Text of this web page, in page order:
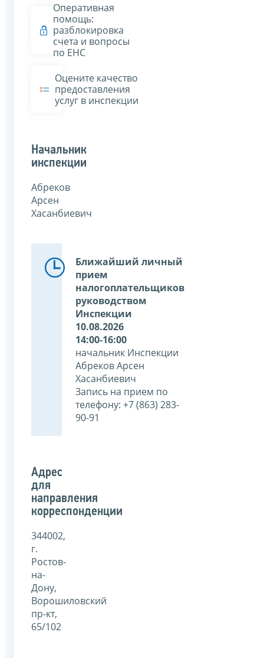
Оперативная
помощь:
разблокировка
счета и вопросы
по ЕНС
Оцените качество
предоставления
услуг в инспекции
Начальник
инспекции
Абреков
Арсен
Хасанбиевич
Ближайший личный
прием
налогоплательщиков
руководством
Инспекции
10.08.2026
14:00-16:00
начальник Инспекции
Абреков Арсен
Хасанбиевич
Запись на прием по
телефону: +7 (863) 283-
90-91
Адрес
для
направления
корреспонденции
344002,
г.
Ростов-
на-
Дону,
Ворошиловский
пр-кт,
65/102